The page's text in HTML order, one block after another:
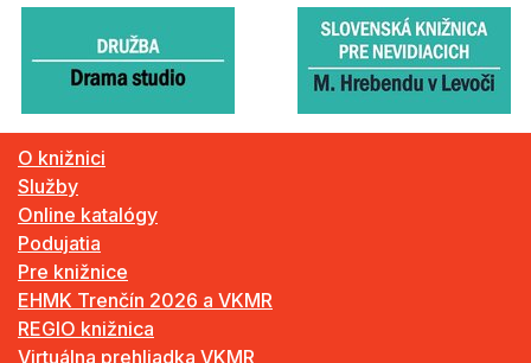
O knižnici
Služby
Online katalógy
Podujatia
Pre knižnice
EHMK Trenčín 2026 a VKMR
REGIO knižnica
Virtuálna prehliadka VKMR